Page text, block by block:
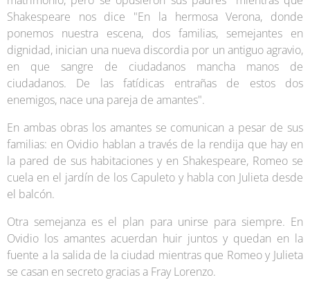
Shakespeare nos dice "En la hermosa Verona, donde
ponemos nuestra escena, dos familias, semejantes en
dignidad, inician una nueva discordia por un antiguo agravio,
en que sangre de ciudadanos mancha manos de
ciudadanos. De las fatídicas entrañas de estos dos
enemigos, nace una pareja de amantes".
En ambas obras los amantes se comunican a pesar de sus
familias: en Ovidio hablan a través de la rendija que hay en
la pared de sus habitaciones y en Shakespeare, Romeo se
cuela en el jardín de los Capuleto y habla con Julieta desde
el balcón.
Otra semejanza es el plan para unirse para siempre. En
Ovidio los amantes acuerdan huir juntos y quedan en la
fuente a la salida de la ciudad mientras que Romeo y Julieta
se casan en secreto gracias a Fray Lorenzo.